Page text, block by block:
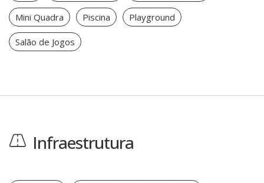
Mini Quadra Piscina Playground
Salão de Jogos
Infraestrutura